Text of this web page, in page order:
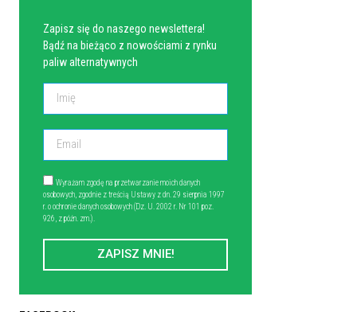
Zapisz się do naszego newslettera!
Bądź na bieżąco z nowościami z rynku
paliw alternatywnych
Wyrażam zgodę na przetwarzanie moich danych
osobowych, zgodnie z treścią Ustawy z dn. 29 sierpnia 1997
r. o ochronie danych osobowych (Dz. U. 2002 r. Nr 101 poz.
926, z późn. zm.).
ZAPISZ MNIE!